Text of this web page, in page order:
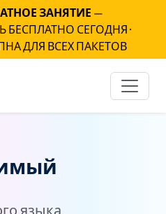
ЗАНЯТИЕ —
БЕСПЛАТНО СЕГОДНЯ ·
ДЛЯ ВСЕХ ПАКЕТОВ
языка